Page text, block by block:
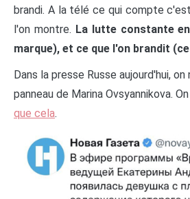
brandi. A la télé ce qui compte
l'on montre. La lutte constante
marque), et ce que l'on brandit
Dans la presse Russe aujourd'hui, on
panneau de Marina Ovsyannikova.
que cela.